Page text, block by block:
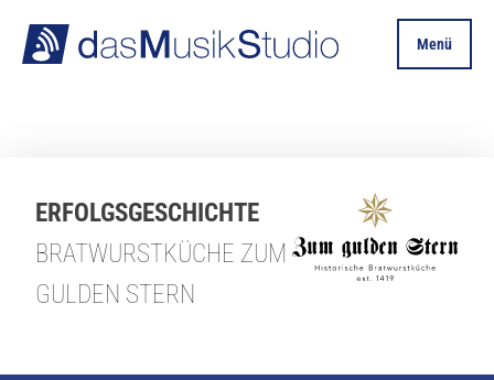
Menü
ERFOLGSGESCHICHTE
BRATWURSTKÜCHE ZUM
GULDEN STERN